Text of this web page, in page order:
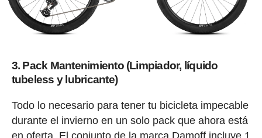
3. Pack Mantenimiento (Limpiador, líquido
tubeless y lubricante)
Todo lo necesario para tener tu bicicleta impecable
durante el invierno en un solo pack que ahora está
en oferta. El conjunto de la marca Damoff incluye 1